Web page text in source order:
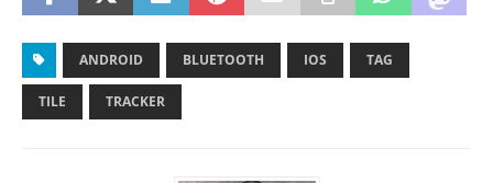
ANDROID BLUETOOTH IOS TAG
TILE TRACKER